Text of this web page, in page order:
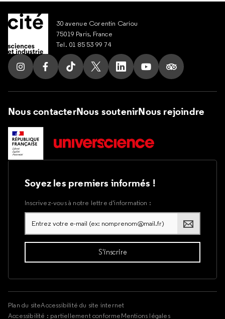
30 avenue Corentin Cariou
75019 Paris, France
Tel. 01 85 53 99 74
Suivez nous sur Instagram
Suivez nous sur Facebook
Suivez nous sur Tik Tok
Suivez nous sur X
Suivez nous sur LinkedIn
Suivez nous sur
Suivez nous
Nous contacterNous soutenirNous rejoindre
Soyez les premiers informés !
Inscrivez-vous à notre lettre d’information :
Plan du siteAccessibilité du site internet
Accessibilité : partiellement conformeMentions légales